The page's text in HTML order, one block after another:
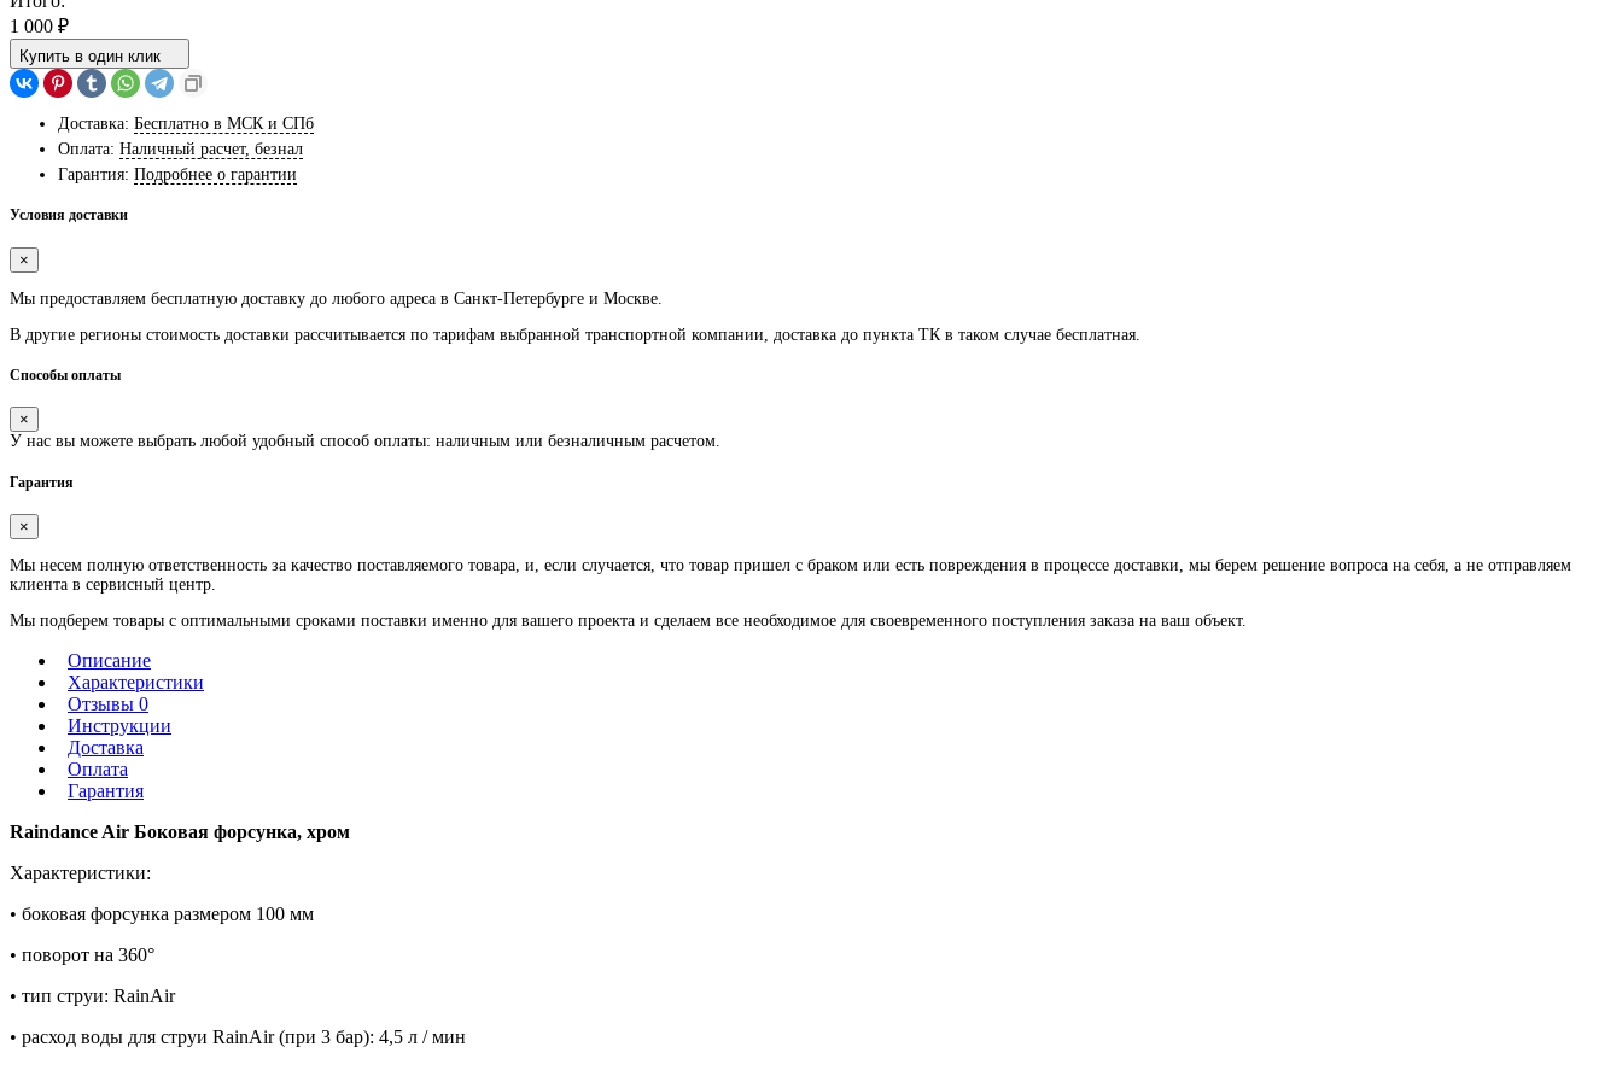
1 000 ₽
Купить в один клик
Доставка: Бесплатно в МСК и СПб
Оплата: Наличный расчет, безнал
Гарантия: Подробнее о гарантии
Условия доставки
×
Мы предоставляем бесплатную доставку до любого адреса в Санкт-Петербурге и Москве.
В другие регионы стоимость доставки рассчитывается по тарифам выбранной транспортной компании, доставка до пункта ТК в таком случае бесплатная
Способы оплаты
×
У нас вы можете выбрать любой удобный способ оплаты: наличным или безналичным расчетом.
Гарантия
×
Мы несем полную ответственность за качество поставляемого товара, и, если случается, что товар пришел с браком или есть повреждения в процессе доставки, мы берем решение вопроса на себя, а не отправляем
клиента в сервисный центр.
Мы подберем товары с оптимальными сроками поставки именно для вашего проекта и сделаем все необходимое для своевременного поступления заказа на ваш объект.
Описание
Характеристики
Отзывы 0
Инструкции
Доставка
Оплата
Гарантия
Raindance Air Боковая форсунка, хром
Характеристики:
• боковая форсунка размером 100 мм
• поворот на 360°
• тип струи: RainAir
• расход воды для струи RainAir (при 3 бар): 4,5 л / мин